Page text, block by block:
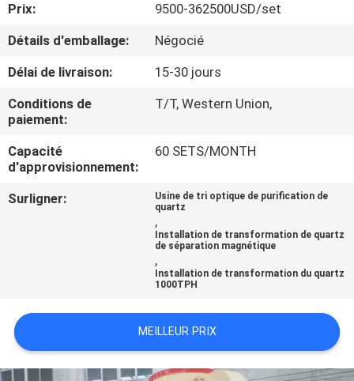
CONTRÔLE
DE
QUALITÉ
CONTACTEZ-
NOUS
NOUVELLES
DU
SITE
Prix:
9500-362500USD/set
Détails d'emballage:
Négocié
Délai de livraison:
15-30 jours
Conditions de
paiement:
T/T, Western Union,
Capacité
d'approvisionnement:
60 SETS/MONTH
Surligner:
Usine de tri optique de purification de
quartz
,
Installation de transformation de quartz
de séparation magnétique
,
Installation de transformation du quartz
1000TPH
MEILLEUR PRIX